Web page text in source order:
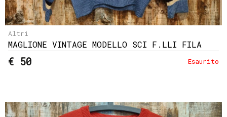
Altri
MAGLIONE VINTAGE MODELLO SCI F.LLI FILA
€ 50 Esaurito